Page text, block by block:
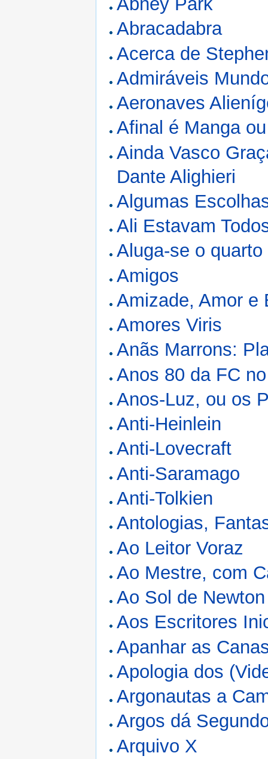
Abracadabra
Acerca de
Admiráveis
Aeronaves
Afinal é Manga
Ainda Vasco
Dante Alighieri
Algumas
Ali Estavam
Aluga-se o
Amigos
Amizade, Amor e
Amores Viris
Anãs Marrons:
Anos 80 da FC
Anos-Luz, ou os
Anti-Heinlein
Anti-Lovecraft
Anti-Saramago
Anti-Tolkien
Antologias,
Ao Leitor Voraz
Ao Mestre, com
Ao Sol de Newton
Aos Escritores
Apanhar as
Apologia dos
Argonautas a
Argos dá
Arquivo X